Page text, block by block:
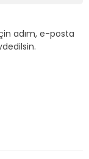
adım, e-posta